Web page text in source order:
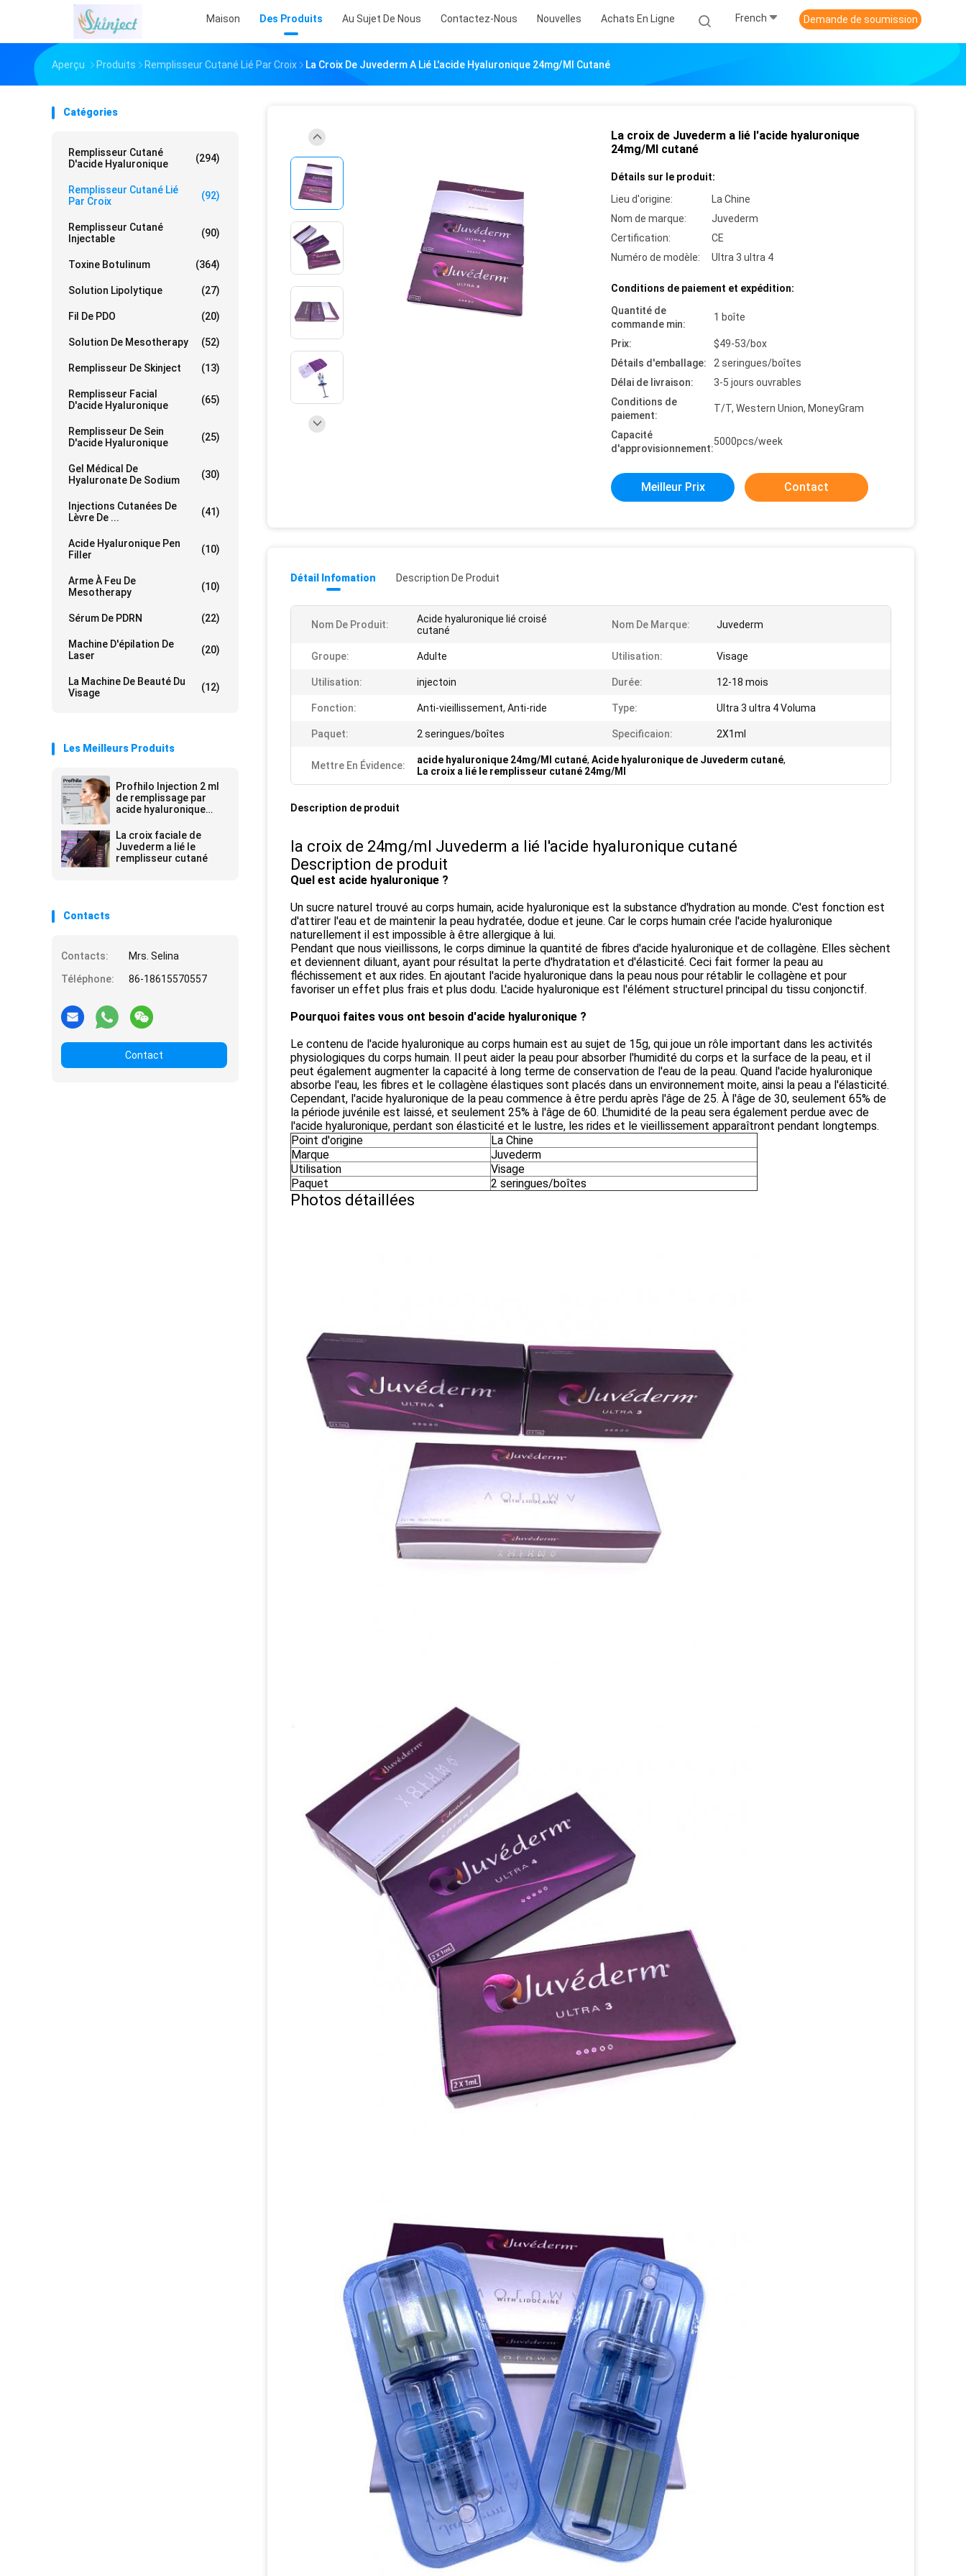
Maison Des Produits Au Sujet De Nous Contactez-Nous Nouvelles Achats En Ligne French Demande de soumission
Aperçu Produits Remplisseur Cutané Lié Par Croix La Croix De Juvederm A Lié L'acide Hyaluronique 24mg/Ml Cutané
Catégories
Remplisseur Cutané
D'acide Hyaluronique
(294)
Remplisseur Cutané Lié
Par Croix
(92)
Remplisseur Cutané
Injectable
(90)
Toxine Botulinum (364)
Solution Lipolytique (27)
Fil De PDO (20)
Solution De Mesotherapy (52)
Remplisseur De Skinject (13)
Remplisseur Facial
D'acide Hyaluronique
(65)
Remplisseur De Sein
D'acide Hyaluronique
(25)
Gel Médical De
Hyaluronate De Sodium
(30)
Injections Cutanées De
Lèvre De ...
(41)
Acide Hyaluronique Pen
Filler
(10)
Arme À Feu De
Mesotherapy
(10)
Sérum De PDRN (22)
Machine D'épilation De
Laser
(20)
La Machine De Beauté Du
Visage
(12)
Les Meilleurs Produits
Profhilo Injection 2 ml
de remplissage par
acide hyaluronique
La croix faciale de
Juvederm a lié le
remplisseur cutané
Contacts
Contacts:
Mrs. Selina
Téléphone:
86-18615570557
Contact
La croix de Juvederm a lié l'acide hyaluronique
24mg/Ml cutané
Détails sur le produit:
Lieu d'origine:
La Chine
Nom de marque:
Juvederm
Certification:
CE
Numéro de modèle:
Ultra 3 ultra 4
Conditions de paiement et expédition:
Quantité de
commande min:
1 boîte
Prix:
$49-53/box
Détails d'emballage:
2 seringues/boîtes
Délai de livraison:
3-5 jours ouvrables
Conditions de
paiement:
T/T, Western Union, MoneyGram
Capacité
d'approvisionnement:
5000pcs/week
Meilleur Prix Contact
Détail Infomation Description De Produit
Nom De Produit:
Acide hyaluronique lié croisé
cutané
Nom De Marque: Juvederm
Groupe: Adulte Utilisation: Visage
Utilisation: injectoin Durée: 12-18 mois
Fonction: Anti-vieillissement, Anti-ride Type: Ultra 3 ultra 4 Voluma
Paquet: 2 seringues/boîtes Specificaion: 2X1ml
Mettre En Évidence: acide hyaluronique 24mg/Ml cutané, Acide hyaluronique de Juvederm cutané,
La croix a lié le remplisseur cutané 24mg/Ml
Description de produit
la croix de 24mg/ml Juvederm a lié l'acide hyaluronique cutané
Description de produit
Quel est acide hyaluronique ?
Un sucre naturel trouvé au corps humain, acide hyaluronique est la substance d'hydration au monde. C'est fonction est
d'attirer l'eau et de maintenir la peau hydratée, dodue et jeune. Car le corps humain crée l'acide hyaluronique
naturellement il est impossible à être allergique à lui.
Pendant que nous vieillissons, le corps diminue la quantité de fibres d'acide hyaluronique et de collagène. Elles sèchent
et deviennent diluant, ayant pour résultat la perte d'hydratation et d'élasticité. Ceci fait former la peau au
fléchissement et aux rides. En ajoutant l'acide hyaluronique dans la peau nous pour rétablir le collagène et pour
favoriser un effet plus frais et plus dodu. L'acide hyaluronique est l'élément structurel principal du tissu conjonctif.
Pourquoi faites vous ont besoin d'acide hyaluronique ?
Le contenu de l'acide hyaluronique au corps humain est au sujet de 15g, qui joue un rôle important dans les activités
physiologiques du corps humain. Il peut aider la peau pour absorber l'humidité du corps et la surface de la peau, et il
peut également augmenter la capacité à long terme de conservation de l'eau de la peau. Quand l'acide hyaluronique
absorbe l'eau, les fibres et le collagène élastiques sont placés dans un environnement moite, ainsi la peau a l'élasticité.
Cependant, l'acide hyaluronique de la peau commence à être perdu après l'âge de 25. À l'âge de 30, seulement 65% de
la période juvénile est laissé, et seulement 25% à l'âge de 60. L'humidité de la peau sera également perdue avec de
l'acide hyaluronique, perdant son élasticité et le lustre, les rides et le vieillissement apparaîtront pendant longtemps.
Point d'origine
La Chine
Marque
Juvederm
Utilisation
Visage
Paquet
2 seringues/boîtes
Photos détaillées